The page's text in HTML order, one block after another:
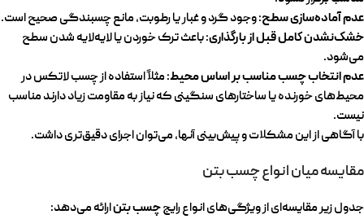
عدم آماده‌سازی سطح: وجود گرد و غبار یا رطوبت، مانع چسبندگی صحیح است.
خشک‌نشدن کامل قبل از بارگذاری: باعث ترک خوردن یا لایه‌لایه شدن سطح
می‌شود.
عدم انتخاب چسب مناسب بر اساس محیط: مثلاً استفاده از چسب لاتکس در
محیط‌های خورنده یا ساختارهای سنگینی که نیاز به مقاومت زیاد دارند مناسب
نیست.
با آگاهی از این مشکلات و پیش‌بینی آنها، می‌توان اجرای دقیق‌تری داشت.
مقایسه میان انواع چسب بتن
جدول زیر مقایسه‌ای از ویژگی‌های انواع رایجچسب بتنارائه می‌دهد: